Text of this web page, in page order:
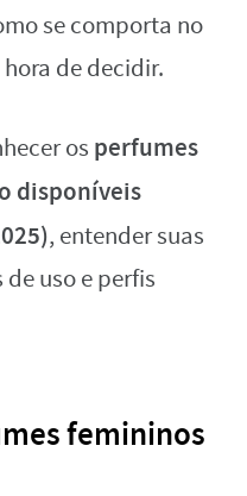
se comporta no
de decidir.
os perfumes
disponíveis
, entender suas
uso e perfis
femininos